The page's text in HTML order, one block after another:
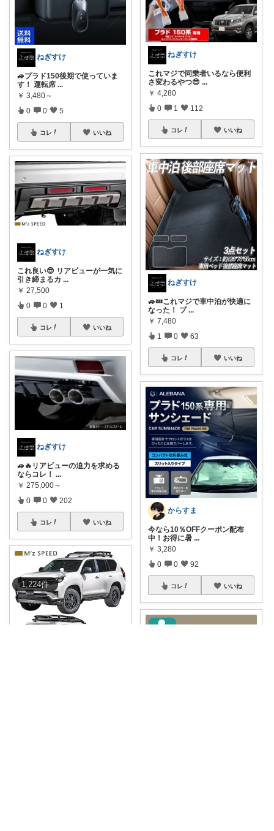
1,224件
ねぎすけ
🚙プラド150後期で使っていま
す！ 運転席 ...
￥ 3,480～
0 0 5
コレ いいね
ねぎすけ
これ良い😎 リアビューが一気に
引き締まるカ ...
￥ 27,500
0 0 1
コレ いいね
ねぎすけ
🚙🔥リアビューの迫力を求める
ならコレ！ ...
￥ 275,000～
0 0 202
コレ いいね
ねぎすけ
これマジで同乗者いるなら便利
さ変わるやつ😎 ...
￥ 4,280
0 1 112
コレ いいね
ねぎすけ
🚙💤これマジで車中泊が快適に
なった！ プ ...
￥ 7,480
1 0 63
コレ いいね
からすま
今なら10％OFFクーポン配布
中！お得に暑 ...
￥ 3,280
0 0 92
コレ いいね